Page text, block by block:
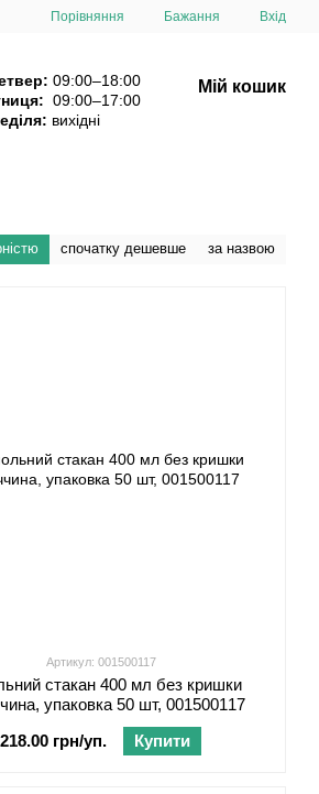
Порівняння Бажання Вхід
09:00–18:00
09:00–17:00
вихідні
Мій кошик
спочатку дешевше за назвою
Артикул: 001500117
стакан 400 мл без кришки
упаковка 50 шт, 001500117
218.00 грн/уп.
Купити